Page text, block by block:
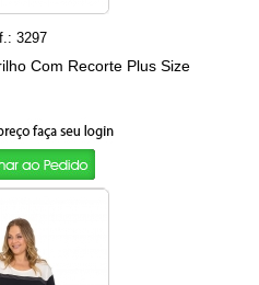
3297
Com Recorte Plus Size